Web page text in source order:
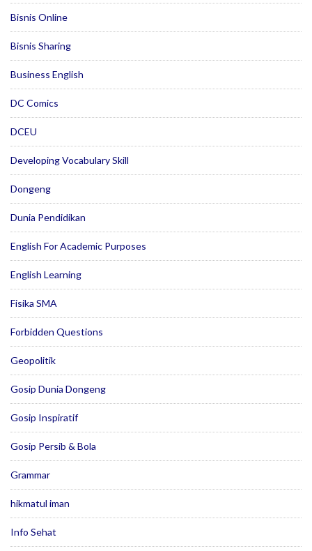
Bisnis Online
Bisnis Sharing
Business English
DC Comics
DCEU
Developing Vocabulary Skill
Dongeng
Dunia Pendidikan
English For Academic Purposes
English Learning
Fisika SMA
Forbidden Questions
Geopolitik
Gosip Dunia Dongeng
Gosip Inspiratif
Gosip Persib & Bola
Grammar
hikmatul iman
Info Sehat